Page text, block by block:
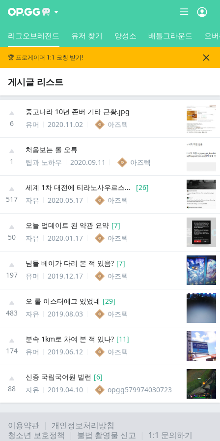
리그오브레전드 유저 찾기 양성소 배틀그라운드 오
🏆 프로게이머 1:1 코칭 받기!
게시글 리스트
6
중고나라 10년 존버 기타 근황.jpg
유머
2020.11.02 아즈텍
1
처음보는 롤 오류
팁과 노하우
2020.09.11 아즈텍
517
세계 1차 대전에 티라노사우르스가 쓰였다는 증거 [26]
자유
2020.05.17 아즈텍
50
오늘 업데이트 된 약관 요약 [7]
자유
2020.01.17 아즈텍
197
님들 베이가 다리 본 적 있음? [7]
유머
2019.12.17 아즈텍
483
오 롤 이스터에그 있었네 [29]
자유
2019.08.03 아즈텍
174
분속 1km로 차여 본 적 있나? [11]
유머
2019.06.12 아즈텍
88
신종 국립국어원 빌런 [6]
자유
2019.04.10 opgg579974030723
이용약관
개인정보처리방침
청소년 보호정책
불법 촬영물 신고 1:1 문의하기